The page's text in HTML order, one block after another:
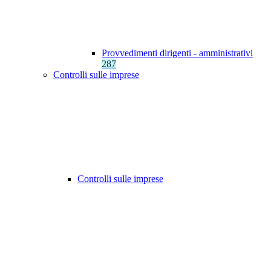
Provvedimenti dirigenti - amministrativi
287
Controlli sulle imprese
Controlli sulle imprese